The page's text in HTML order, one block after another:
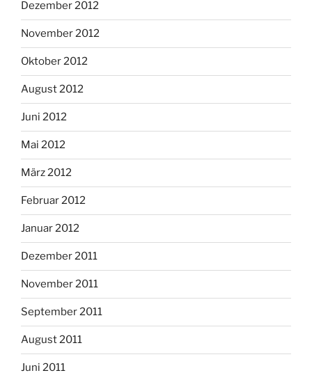
Dezember 2012
November 2012
Oktober 2012
August 2012
Juni 2012
Mai 2012
März 2012
Februar 2012
Januar 2012
Dezember 2011
November 2011
September 2011
August 2011
Juni 2011